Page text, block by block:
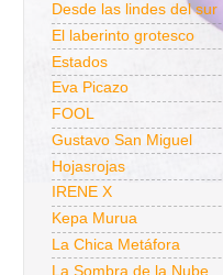
Desde las lindes del sur
El laberinto grotesco
Estados
Eva Picazo
FOOL
Gustavo San Miguel
Hojasrojas
IRENE X
Kepa Murua
La Chica Metáfora
La Sombra de la Nube